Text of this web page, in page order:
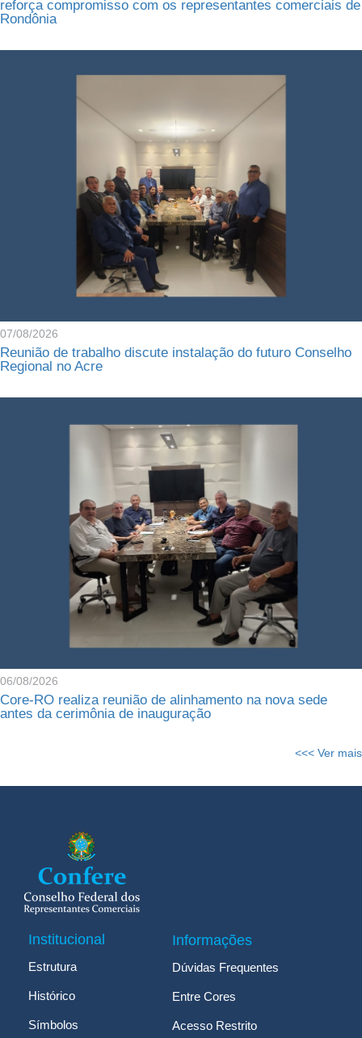
reforça compromisso com os representantes comerciais de
Rondônia
07/08/2026
Reunião de trabalho discute instalação do futuro Conselho
Regional no Acre
06/08/2026
Core-RO realiza reunião de alinhamento na nova sede
antes da cerimônia de inauguração
<<< Ver mais
Institucional
Estrutura
Histórico
Símbolos
Informações
Dúvidas Frequentes
Entre Cores
Acesso Restrito